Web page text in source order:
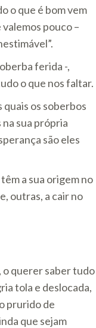
o que é bom vem
pouco –
ferida -,
o que nos faltar.
quais os soberbos
sua própria
são eles
a sua origem no
outras, a cair no
o querer saber tudo
tola e deslocada,
prurido de
que sejam